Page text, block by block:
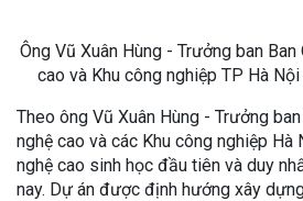
Ông Vũ Xuân Hùng - Trưởng ban
cao và Khu công nghiệp TP Hà
Theo ông Vũ Xuân Hùng - Trưởng
nghệ cao và các Khu công nghiệp Hà
nghệ cao sinh học đầu tiên và duy
nay. Dự án được định hướng xây